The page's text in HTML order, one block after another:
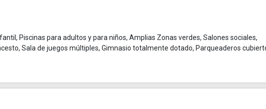
Piscinas para adultos y para niños, Amplias Zonas verdes, Salones sociales,
Sala de juegos múltiples, Gimnasio totalmente dotado, Parqueaderos